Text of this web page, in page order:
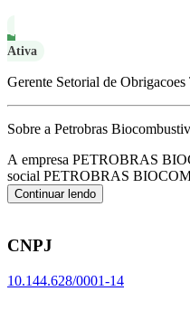
Ativa
Gerente Setorial de
Sobre a Petrobras
A empresa PETROBRAS
social PETROBRAS
CNPJ 10.144.628/0001-14 e
Janeiro/RJ.Seu foco principal
1932-2/00.
Continuar lendo
CNPJ
10.144.628/0001-14